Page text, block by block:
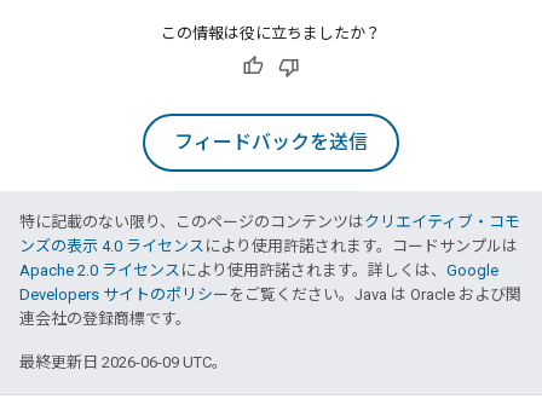
この情報は役に立ちましたか？
フィードバックを送信
特に記載のない限り、このページのコンテンツはクリエイティブ・コモ
ンズの表示 4.0 ライセンス により使用許諾されます。コードサンプルは
Apache 2.0 ライセンス により使用許諾されます。詳しくは、 Google
Developers サイトのポリシー をご覧ください。Java は Oracle および関
連会社の登録商標です。
最終更新日 2026-06-09 UTC。